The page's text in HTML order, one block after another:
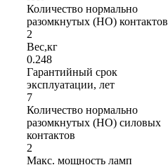
Количество нормально
разомкнутых (НО) контактов
2
Вес,кг
0.248
Гарантийный срок
эксплуатации, лет
7
Количество нормально
разомкнутых (НО) силовых
контактов
2
Макс. мощность ламп